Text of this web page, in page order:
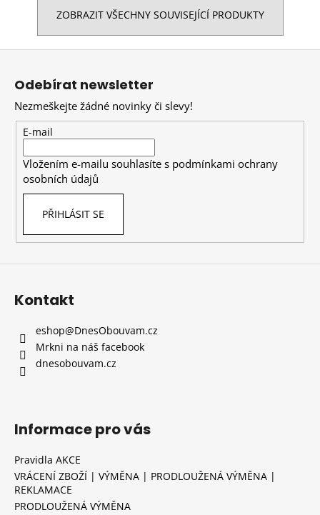
ZOBRAZIT VŠECHNY SOUVISEJÍCÍ PRODUKTY
Z
Odebírat newsletter
Nezmeškejte žádné novinky či slevy!
E-mail
Vložením e-mailu souhlasíte s podmínkami ochrany
osobních údajů
PŘIHLÁSIT SE
Kontakt
eshop@DnesObouvam.cz
Mrkni na náš facebook
dnesobouvam.cz
Informace pro vás
Pravidla AKCE
VRÁCENÍ ZBOŽÍ | VÝMĚNA | PRODLOUŽENÁ VÝMĚNA |
REKLAMACE
PRODLOUŽENÁ VÝMĚNA